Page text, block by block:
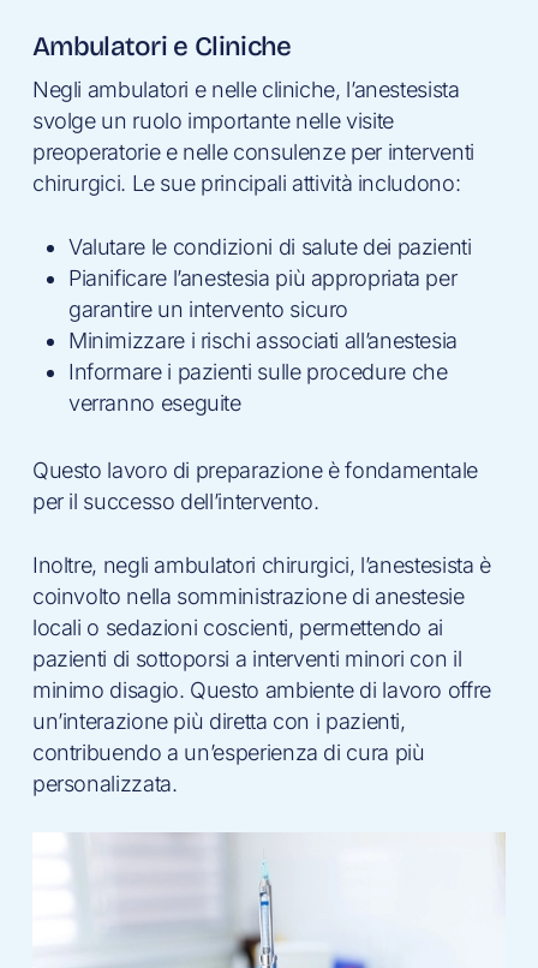
Ambulatori e Cliniche
Negli ambulatori e nelle cliniche, l’anestesista
svolge un ruolo importante nelle visite
preoperatorie e nelle consulenze per interventi
chirurgici. Le sue principali attività includono:
Valutare le condizioni di salute dei pazienti
Pianificare l’anestesia più appropriata per
garantire un intervento sicuro
Minimizzare i rischi associati all’anestesia
Informare i pazienti sulle procedure che
verranno eseguite
Questo lavoro di preparazione è fondamentale
per il successo dell’intervento.
Inoltre, negli ambulatori chirurgici, l’anestesista è
coinvolto nella somministrazione di anestesie
locali o sedazioni coscienti, permettendo ai
pazienti di sottoporsi a interventi minori con il
minimo disagio. Questo ambiente di lavoro offre
un’interazione più diretta con i pazienti,
contribuendo a un’esperienza di cura più
personalizzata.